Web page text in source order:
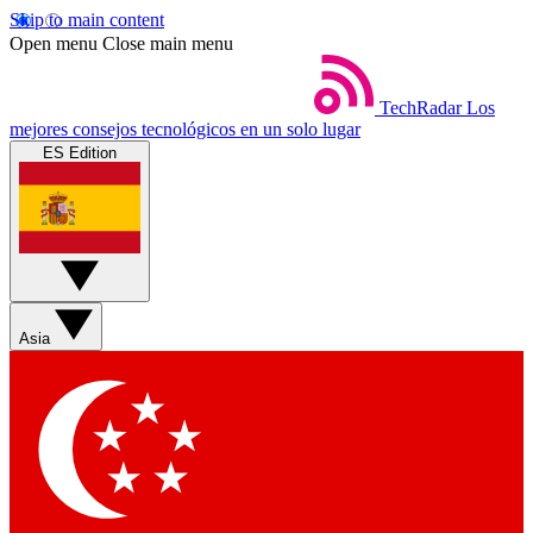
Skip to main content
Open menu Close main menu
TechRadar Los
mejores consejos tecnológicos en un solo lugar
ES Edition
Asia